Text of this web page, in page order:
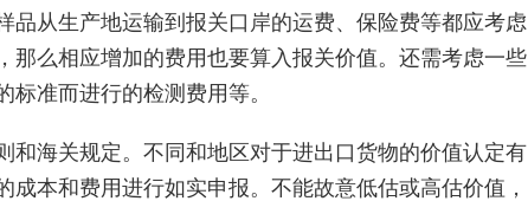
从生产地运输到报关口岸的运费、保险费等都应考虑
么相应增加的费用也要算入报关价值。还需考虑一些
准而进行的检测费用等。
海关规定。不同和地区对于进出口货物的价值认定有
本和费用进行如实申报。不能故意低估或高估价值，